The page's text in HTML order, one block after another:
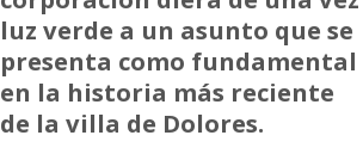
luz verde a un asunto que se
presenta como fundamental
en la historia más reciente
de la villa de Dolores.